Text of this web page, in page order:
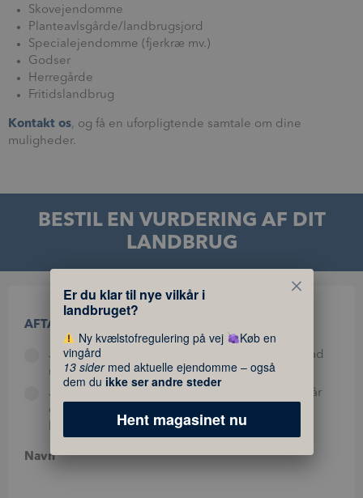
Skovejendomme
Planteavlsgårde/landbrugsjord
Specialejendomme (fjerkræ mv.)
Godser
Herregårde
Fritidslandbrug
Kontakt os, og få en uforpligtende samtale om dine
muligheder.
BESTIL EN VURDERING AF DIT
LANDBRUG
AFTAL ET UFORPLIGTENDE MØDE
Jeg overvejer at sælge nu og vil gerne vide, hvad
min landbrugsejendom er værd
Jeg overvejer at sælge inden for de næste par år
og vil gerne kende værdien af min
landbrugsejendom
Navn
Er du klar til nye vilkår i
landbruget?
Ny kvælstofregulering på vej
Køb en
vingård
13 sidermed aktuelle ejendomme – også
dem du ikke ser andre steder
Hent magasinet nu